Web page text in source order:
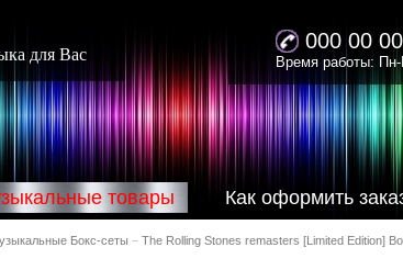
для Вас
000 00 00
Время работы:
товары Как оформить
Бокс-сеты – The Rolling Stones remasters [Limited Edition]